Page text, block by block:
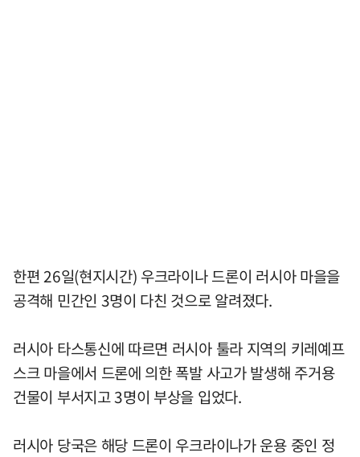
한편 26일(현지시간) 우크라이나 드론이 러시아 마을을
공격해 민간인 3명이 다친 것으로 알려졌다.
러시아 타스통신에 따르면 러시아 툴라 지역의 키레예프
스크 마을에서 드론에 의한 폭발 사고가 발생해 주거용
건물이 부서지고 3명이 부상을 입었다.
러시아 당국은 해당 드론이 우크라이나가 운용 중인 정